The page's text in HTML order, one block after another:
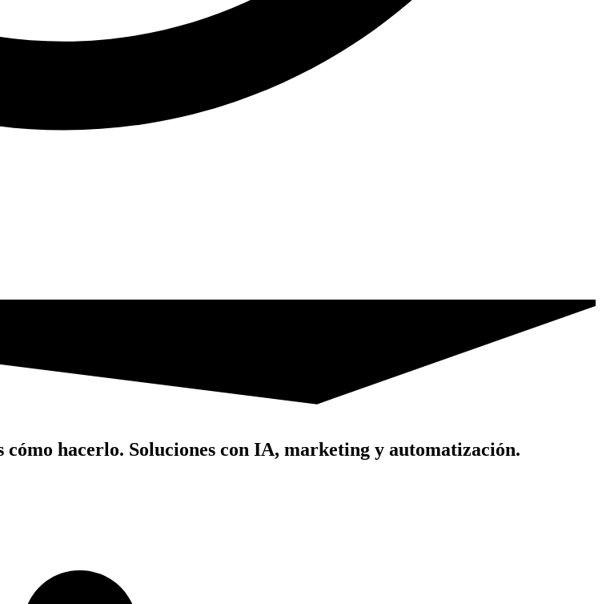
cómo hacerlo. Soluciones con IA, marketing y automatización.